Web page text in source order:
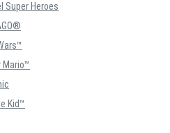
Super Heroes
Mario™
Kid™